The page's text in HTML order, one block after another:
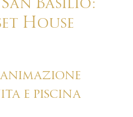
House
animazione
e piscina